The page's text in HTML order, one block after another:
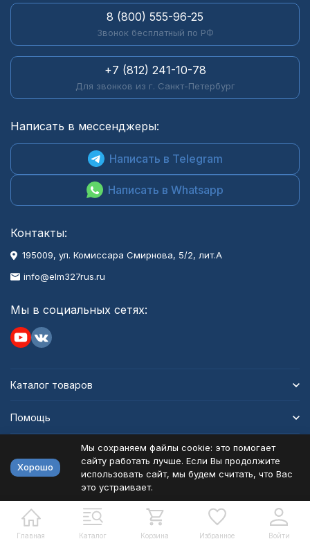
Главная Каталог Корзина Избранное Войти
8 (800) 555-96-25
Звонок бесплатный по РФ
+7 (812) 241-10-78
Для звонков из г. Санкт-Петербург
Написать в мессенджеры:
Написать в Telegram
Написать в Whatsapp
Контакты:
195009, ул. Комиссара Смирнова, 5/2, лит.А
info@elm327rus.ru
Мы в социальных сетях:
Каталог товаров
Помощь
Политика персональных данных
Разработано в bodysite.ru
Хорошо
Мы сохраняем файлы cookie: это помогает
сайту работать лучше. Если Вы продолжите
использовать сайт, мы будем считать, что Вас
это устраивает.